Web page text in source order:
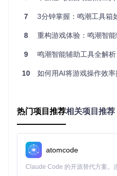
通过简单的图形界面完成
系统自动优化识别参数，
⚠️ 首次使用时，请确保游戏窗
💡 实用技巧：定期更新图像识
率。你可以通过工具的"检查更
实施路径：3步构建智
7 3分钟掌握：鸣潮工具箱如
8 重构游戏体验：鸣潮智能辅
9 鸣潮智能辅助工具全解析：如何
10 如何用AI将游戏操作效率提升
热门项目推荐相关项目推荐
atomcode